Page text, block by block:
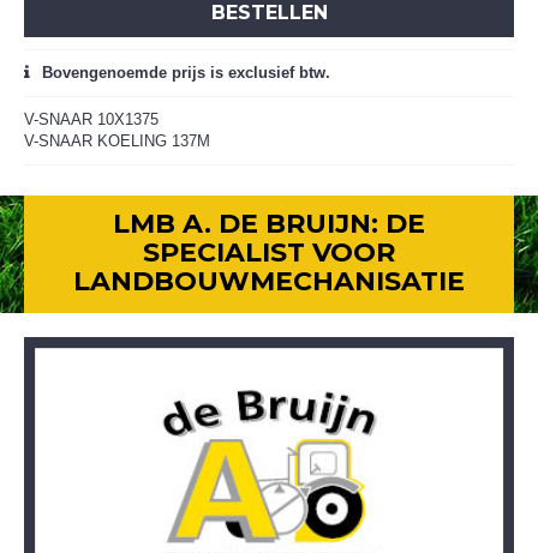
BESTELLEN
Bovengenoemde prijs is exclusief btw.
V-SNAAR 10X1375
V-SNAAR KOELING 137M
LMB A. DE BRUIJN: DE
SPECIALIST VOOR
LANDBOUWMECHANISATIE